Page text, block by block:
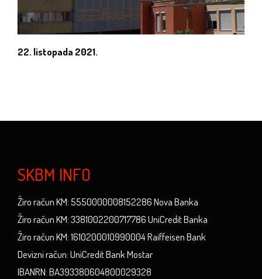
22. listopada 2021.
SKBM INFO
Žiro račun KM: 5550000008152286 Nova Banka
Žiro račun KM: 3381002200717786 UniCredit Banka
Žiro račun KM: 1610200010990004 Raiffeisen Bank
Devizni račun: UniCredit Bank Mostar
IBANRN: BA393380604800029328